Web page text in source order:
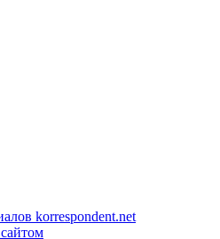
korrespondent.net